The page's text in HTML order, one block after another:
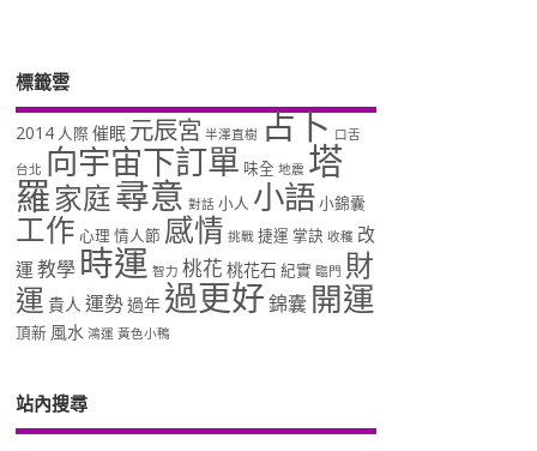
標籤雲
2014 人際 催眠 元辰宮 半澤直樹 占卜 口舌
台北 向宇宙下訂單 味全 地震 塔
羅家庭尋意 對話 小人 小語 小錦囊
工作 心理 情人節 感情 挑戰 捷運 掌訣 收穫 改
運 教學 時運 智力 桃花 桃花石 紀實 臨門 財
運 貴人 運勢過年 過更好錦囊 開運
頂新 風水 鴻運 黃色小鴨
站內搜尋